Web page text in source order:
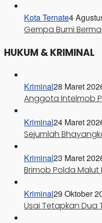
Kota Ternate4
Gempa Bumi
HUKUM & KRIMINAL
Kriminal28 Maret
Anggota Intelmob
Kriminal24 Maret
Sejumlah
Kriminal23 Maret
Brimob Polda Malut
Kriminal29 Oktober
Usai Tetapkan Dua